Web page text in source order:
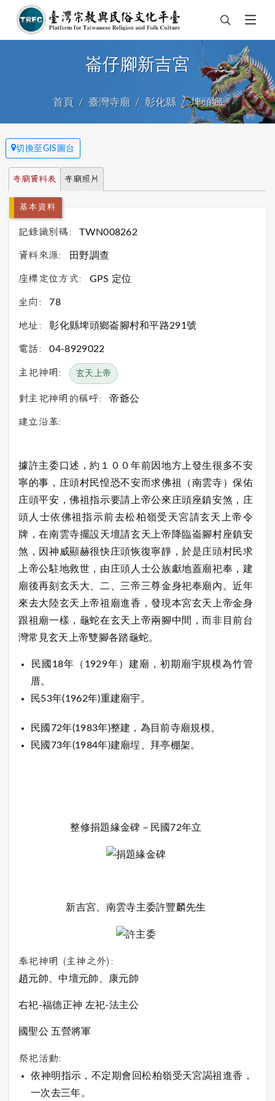
崙仔腳新吉宮
首頁 臺灣寺廟 彰化縣 埤頭鄉
切換至GIS圖台
寺廟資料表 寺廟照片
基本資料
記錄識別碼: TWN008262
資料來源: 田野調查
座標定位方式: GPS 定位
坐向: 78
地址: 彰化縣埤頭鄉崙腳村和平路291號
電話: 04-8929022
主祀神明: 玄天上帝
對主祀神明的稱呼: 帝爺公
建立沿革:
據許主委口述，約１００年前因地方上發生很多不安
寧的事，庄頭村民惶恐不安而求佛祖（南雲寺）保佑
庄頭平安，佛祖指示要請上帝公來庄頭座鎮安煞，庄
頭人士依佛祖指示前去松柏嶺受天宮請玄天上帝令
牌，在南雲寺擺設天壇請玄天上帝降臨崙腳村座鎮安
煞，因神威顯赫很快庄頭恢復寧靜，於是庄頭村民求
上帝公駐地救世，由庄頭人士公族獻地蓋廟祀奉，建
廟後再刻玄天大、二、三帝三尊金身祀奉廟內。近年
來去大陸玄天上帝祖廟進香，發現本宮玄天上帝金身
跟祖廟一樣，龜蛇在玄天上帝兩腳中間，而非目前台
灣常見玄天上帝雙腳各踏龜蛇。
民國18年（1929年）建廟，初期廟宇規模為竹管
厝。
民53年(1962年)重建廟宇。
民國72年(1983年)整建，為目前寺廟規模。
民國73年(1984年)建廟埕、拜亭棚架。
整修捐題緣金碑－民國72年立
新吉宮、南雲寺主委許豐麟先生
奉祀神明 (主神之外):
趙元帥、中壇元帥、康元帥
右祀-福德正神 左祀-法主公
國聖公 五營將軍
祭祀活動:
依神明指示，不定期會回松柏嶺受天宮謁祖進香，
一次去三年。